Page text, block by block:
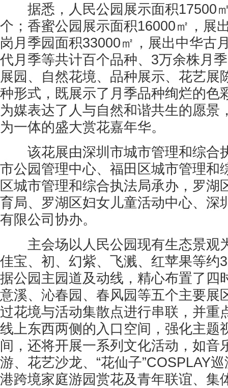
据悉，人民公园展示面积17500
个；香蜜公园展示面积16000㎡，展
岗月季园面积33000㎡，展出中华古
代月季等共计百个品种、3万余株月
展园、自然花境、品种展示、花艺展
种形式，既展示了月季品种绚烂的色
为媒表达了人与自然和谐共生的愿景
为一体的盛大赏花嘉年华。
该花展由深圳市城市管理和综合
市公园管理中心、福田区城市管理和
区城市管理和综合执法局承办，罗湖
育局、罗湖区妇女儿童活动中心、深
有限公司协办。
主会场以人民公园现有生态景观
佳宝、初、幻紫、飞溅、红苹果等约
据公园主园道及动线，精心布置了四
意溪、沁春园、春风园等五个主要展
过花境与活动集散点进行串联，并重
线上东西两侧的入口空间，强化主题
间，还将开展一系列文化活动，如音
游、花艺沙龙、“花仙子”COSPLAY
港跨境家庭游园赏花及青年联谊、集